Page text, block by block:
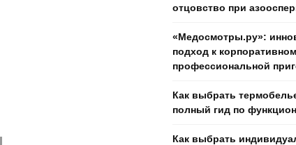
отцовство при
«Медосмотры.ру»:
подход к
профессиональной
Как выбрать
полный гид по
Как выбрать